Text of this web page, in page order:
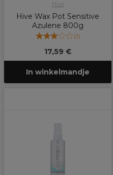
Hive
Hive Wax Pot Sensitive
Azulene 800g
(1)
17,59 €
In winkelmandje